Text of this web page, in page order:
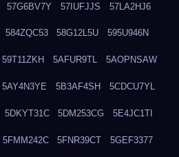
57G6BV7Y 57IUFJJS 57LA2HJ6
584ZQC53 58G12L5U 595U946N
59T11ZKH 5AFUR9TL 5AOPNSAW
5AY4N3YE 5B3AF4SH 5CDCU7YL
5DKYT31C 5DM253CG 5E4JC1TI
5FMM242C 5FNR39CT 5GEF3377